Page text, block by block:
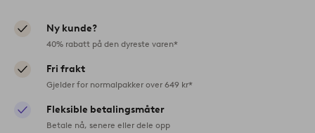
Ny kunde?
40% rabatt på den dyreste varen*
Fri frakt
Gjelder for normalpakker over 649 kr*
Fleksible betalingsmåter
Betale nå, senere eller dele opp